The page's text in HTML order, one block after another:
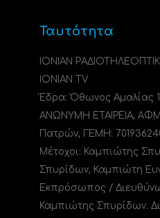
Ταυτότητα
ΙΟΝΙΑΝ
IONIAN TV
Έδρα: Όθωνος Αμαλίας
ΑΝΩΝΥΜΗ ΕΤΑΙΡΕΙΑ,
Πατρών, ΓΕΜΗ:
Μέτοχοι: Καμπιώτης
Σπυρίδων, Καμπιώτη
Εκπρόσωπος /
Καμπιώτης Σπυρίδων.